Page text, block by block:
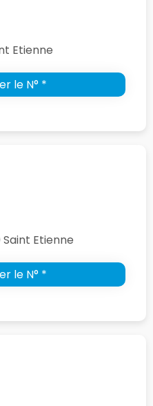
Etienne
le N° *
Etienne
le N° *